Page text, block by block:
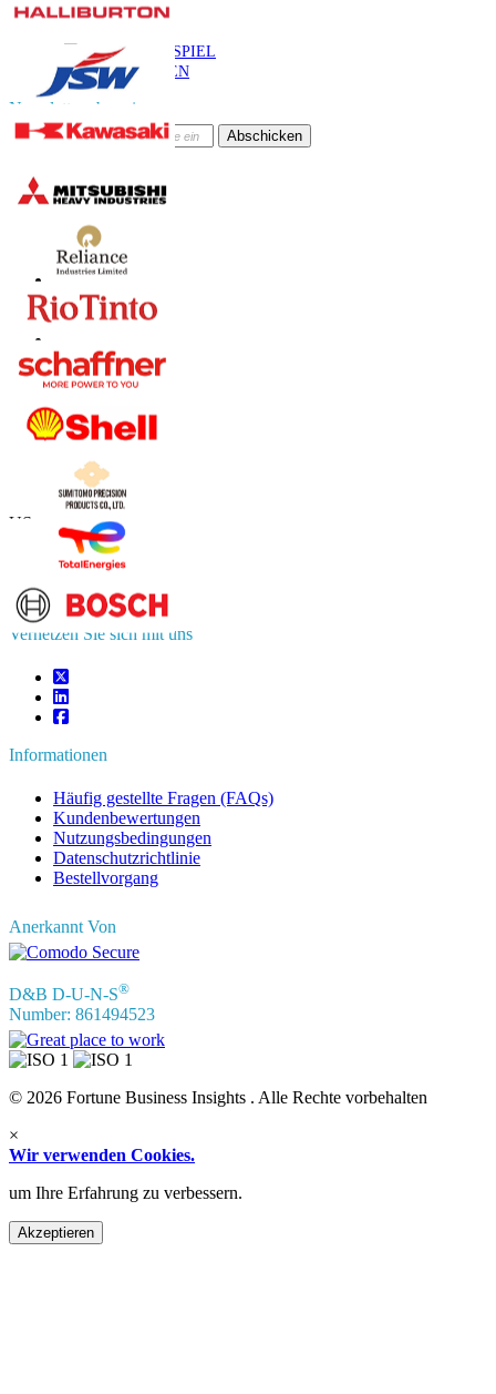
Anruf
BEISPIEL
HERUNTERLADEN
Newsletter abonnieren
Abschicken
Online-Vertrauen
Kontaktieren Sie uns
US
+1 833 909 2966 ( Gebührenfrei )
+44 808 502 0280 (Gebührenfrei )
APAC+91 744 740 1245
sales@fortunebusinessinsights.com
Vernetzen Sie sich mit uns
Informationen
Häufig gestellte Fragen (FAQs)
Kundenbewertungen
Nutzungsbedingungen
Datenschutzrichtlinie
Bestellvorgang
Anerkannt Von
D&B D-U-N-S®
Number: 861494523
© 2026 Fortune Business Insights . Alle Rechte vorbehalten
×
Wir verwenden Cookies.
um Ihre Erfahrung zu verbessern.
Akzeptieren